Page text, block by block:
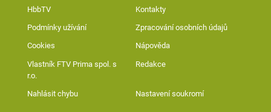
HbbTV Kontakty
Podmínky užívání Zpracování osobních údajů
Cookies Nápověda
Vlastník FTV Prima spol. s
r.o.
Redakce
Nahlásit chybu Nastavení soukromí